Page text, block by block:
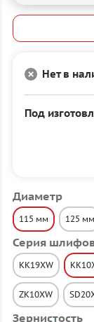
Диаметр
115 мм 125 мм
Серия
KK19XW
ZK10XW
Зернистость
Нет в
Под